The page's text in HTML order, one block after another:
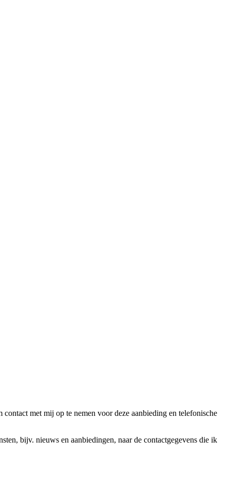
met mij op te nemen voor deze aanbieding en telefonische
bijv. nieuws en aanbiedingen, naar de contactgegevens die ik